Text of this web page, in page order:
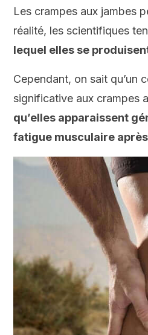
Les crampes aux jambes
réalité, les scientifiques
lequel elles se
Cependant, on sait qu’un
significative aux crampes
qu’elles apparaissent
fatigue musculaire